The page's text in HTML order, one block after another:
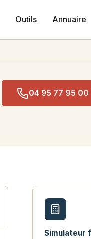
Outils Annuaire
04 95 77 95 00
Simulateur